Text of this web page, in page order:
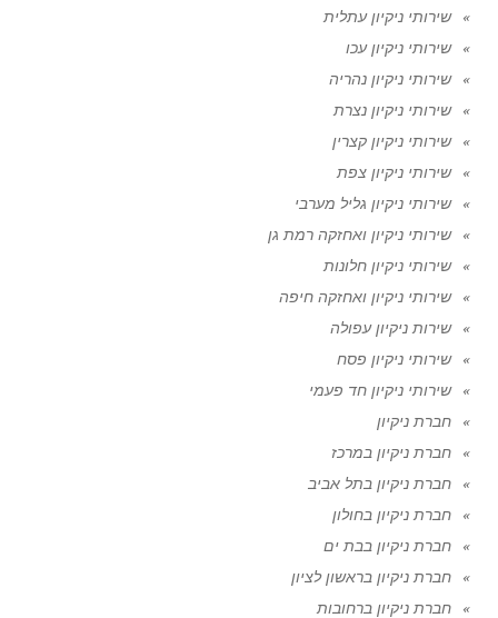
שירותי ניקיון עתלית
שירותי ניקיון עכו
שירותי ניקיון נהריה
שירותי ניקיון נצרת
שירותי ניקיון קצרין
שירותי ניקיון צפת
שירותי ניקיון גליל מערבי
שירותי ניקיון ואחזקה רמת גן
שירותי ניקיון חלונות
שירותי ניקיון ואחזקה חיפה
שירות ניקיון עפולה
שירותי ניקיון פסח
שירותי ניקיון חד פעמי
חברת ניקיון
חברת ניקיון במרכז
חברת ניקיון בתל אביב
חברת ניקיון בחולון
חברת ניקיון בבת ים
חברת ניקיון בראשון לציון
חברת ניקיון ברחובות